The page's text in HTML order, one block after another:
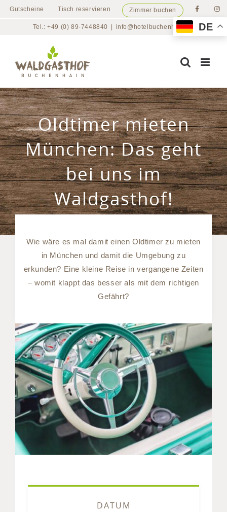
ZumGutscheine Tisch reservieren Zimmer buchen
Tel.: +49 (0) 89-7448840 info@hotelbuchenhain.de
Oldtimer mieten
München: Das geht
bei uns im
Waldgasthof!
Wie wäre es mal damit einen Oldtimer zu mieten
in München und damit die Umgebung zu
erkunden? Eine kleine Reise in vergangene Zeiten
– womit klappt das besser als mit dem richtigen
Gefährt?
DATUM
DE